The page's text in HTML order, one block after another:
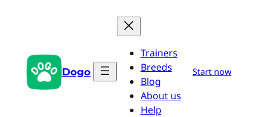
Dogo
Trainers
Breeds
Blog
About us
Help
Start now